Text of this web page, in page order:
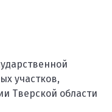
участков,
Тверской области